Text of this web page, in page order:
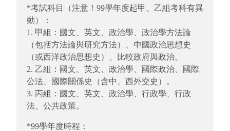
*考試科目（注意！99學年度起甲、乙組考科有異
動）：
1. 甲組：國文、英文、政治學、政治學方法論
（包括方法論與研究方法）、中國政治思想史
（或西洋政治思想史）、比較政府與政治。
2. 乙組：國文、英文、政治學、國際政治、國際
公法、國際關係史（含中、西外交史）。
3. 丙組：國文、英文、政治學、行政學、行政
法、公共政策。
*99學年度時程：